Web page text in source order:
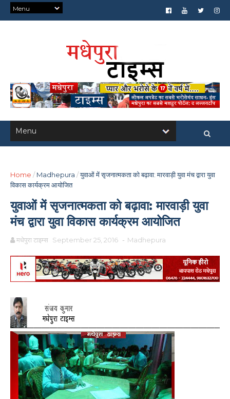
Home / Madhepura /युवाओं में सृजनात्मकता को बढ़ावा: मारवाड़ी युवा मंच द्वारा युवा
विकास कार्यक्रम आयोजित
युवाओं में सृजनात्मकता को बढ़ावा: मारवाड़ी युवा
मंच द्वारा युवा विकास कार्यक्रम आयोजित
मधेपुरा टाइम्स September 25, 2016 - Madhepura